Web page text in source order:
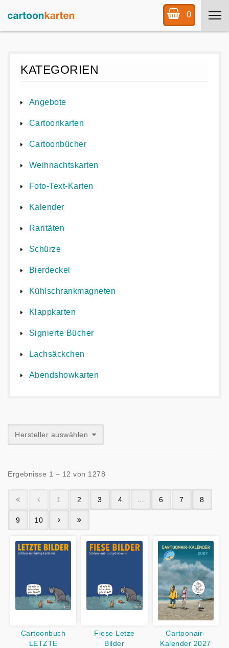
0
KATEGORIEN
Angebote
Cartoonkarten
Cartoonbücher
Weihnachtskarten
Foto-Text-Karten
Kalender
Raritäten
Schürze
Bierdeckel
Kühlschrankmagneten
Klappkarten
Signierte Bücher
Lachsäckchen
Abendshowkarten
Hersteller auswählen
Ergebnisse 1 – 12 von 1278
1 2 3 4 6 7 8
9 10
Cartoonbuch
LETZTE
Fiese Letze
Bilder
Cartoonair-
Kalender 2027